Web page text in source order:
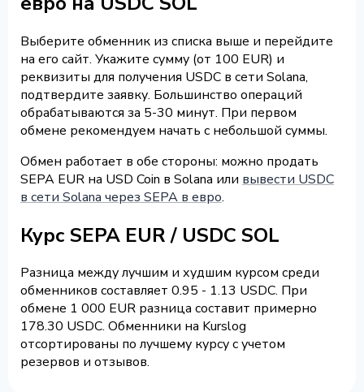
Выберите обменник из списка выше и перейдите
на его сайт. Укажите сумму (от 100 EUR) и
реквизиты для получения USDC в сети Solana,
подтвердите заявку. Большинство операций
обрабатываются за 5-30 минут. При первом
обмене рекомендуем начать с небольшой суммы.
Обмен работает в обе стороны: можно продать
SEPA EUR на USD Coin в Solana или вывести USDC
в сети Solana через SEPA в евро.
Курс SEPA EUR / USDC SOL
Разница между лучшим и худшим курсом среди
обменников составляет 0.95 - 1.13 USDC. При
обмене 1 000 EUR разница составит примерно
178.30 USDC. Обменники на Kurslog
отсортированы по лучшему курсу с учетом
резервов и отзывов.